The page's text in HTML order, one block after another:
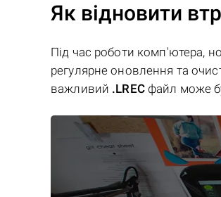
Як відновити
Під час роботи комп'ютера,
регулярне оновлення та
важливий .LRECфайл може